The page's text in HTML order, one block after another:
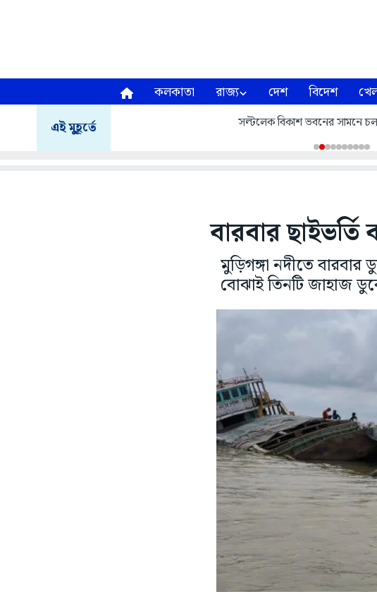
কলকাতা রাজ্য দেশ বিদেশ
এই মুহূর্তে সল্টলেক বিকাশ ভবনের সামনে
বারবার
মুড়িগঙ্গা নদীতে
বোঝাই তিনটি জাহাজ